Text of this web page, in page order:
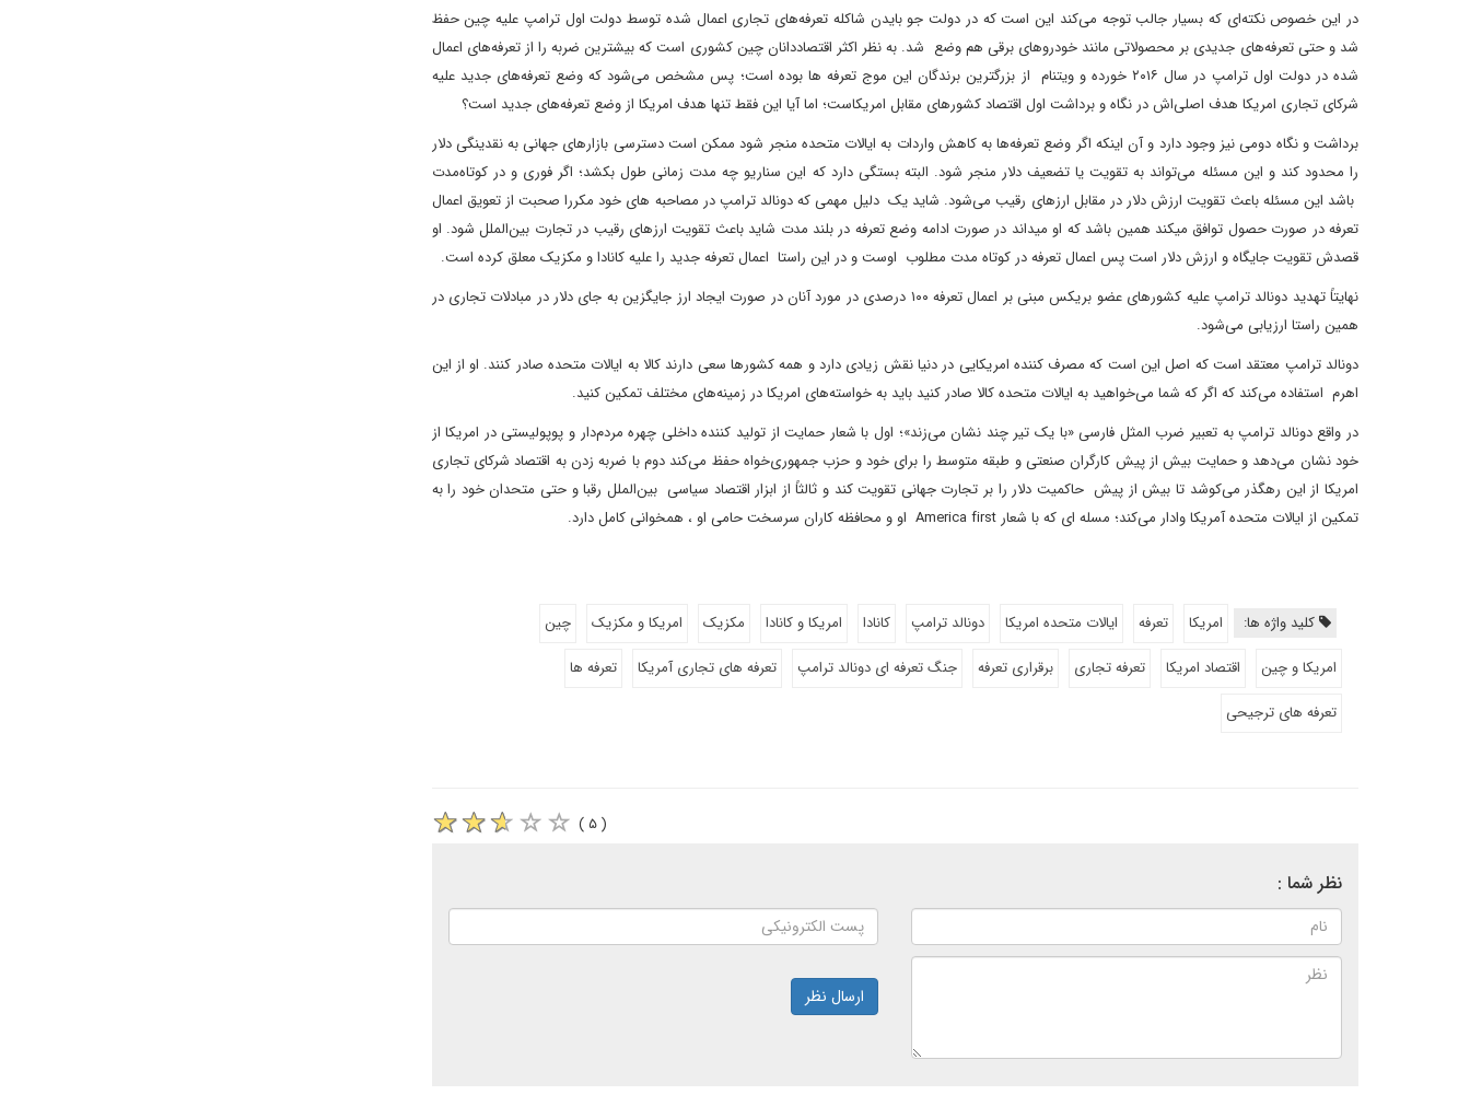
در این خصوص نکته‌ای که بسیار جالب توجه می‌کند این است که در دولت جو بایدن شاکله تعرفه‌های تجاری اعمال شده توسط دولت اول ترامپ علیه چین حفظ
شد و حتی تعرفه‌های جدیدی بر محصولاتی مانند خودروهای برقی هم وضع شد. به نظر اکثر اقتصاددانان چین کشوری است که بیشترین ضربه را از تعرفه‌های اعمال
شده در دولت اول ترامپ در سال ۲۰۱۶ خورده و ویتنام از بزرگترین برندگان این موج تعرفه ها بوده است؛ پس مشخص می‌شود که وضع تعرفه‌های جدید علیه
شرکای تجاری امریکا هدف اصلی‌اش در نگاه و برداشت اول اقتصاد کشورهای مقابل امریکاست؛ اما آیا این فقط تنها هدف امریکا از وضع تعرفه‌های جدید است؟
برداشت و نگاه دومی نیز وجود دارد و آن اینکه اگر وضع تعرفه‌ها به کاهش واردات به ایالات متحده منجر شود ممکن است دسترسی بازارهای جهانی به نقدینگی دلار
را محدود کند و این مسئله می‌تواند به تقویت یا تضعیف دلار منجر شود. البته بستگی دارد که این سناریو چه مدت زمانی طول بکشد؛ اگر فوری و در کوتاه‌مدت
باشد این مسئله باعث تقویت ارزش دلار در مقابل ارزهای رقیب می‌شود. شاید یک دلیل مهمی که دونالد ترامپ در مصاحبه های خود مکررا صحبت از تعویق اعمال
تعرفه در صورت حصول توافق می‎کند همین باشد که او می‎داند در صورت ادامه وضع تعرفه در بلند مدت شاید باعث تقویت ارزهای رقیب در تجارت بین‌الملل شود. او
قصدش تقویت جایگاه و ارزش دلار است پس اعمال تعرفه در کوتاه مدت مطلوب اوست و در این راستا اعمال تعرفه جدید را علیه کانادا و مکزیک معلق کرده است.
نهایتاً تهدید دونالد ترامپ علیه کشورهای عضو بریکس مبنی بر اعمال تعرفه ۱۰۰ درصدی در مورد آنان در صورت ایجاد ارز جایگزین به جای دلار در مبادلات تجاری در
همین راستا ارزیابی می‌شود.
دونالد ترامپ معتقد است که اصل این است که مصرف کننده امریکایی در دنیا نقش زیادی دارد و همه کشورها سعی دارند کالا به ایالات متحده صادر کنند. او از این
اهرم استفاده می‌کند که اگر که شما می‌خواهید به ایالات متحده کالا صادر کنید باید به خواسته‌های امریکا در زمینه‌های مختلف تمکین کنید.
در واقع دونالد ترامپ به تعبیر ضرب المثل فارسی «با یک تیر چند نشان می‌زند»؛ اول با شعار حمایت از تولید کننده داخلی چهره مردم‌دار و پوپولیستی در امریکا از
خود نشان می‌دهد و حمایت بیش از پیش کارگران صنعتی و طبقه متوسط را برای خود و حزب جمهوری‌خواه حفظ می‌کند دوم با ضربه زدن به اقتصاد شرکای تجاری
امریکا از این رهگذر می‌کوشد تا بیش از پیش حاکمیت دلار را بر تجارت جهانی تقویت کند و ثالثاً از ابزار اقتصاد سیاسی بین‌الملل رقبا و حتی متحدان خود را به
تمکین از ایالات متحده آمریکا وادار می‌کند؛ مسله ای که با شعار America first او و محافظه کاران سرسخت حامی او ، همخوانی کامل دارد.
کلید واژه ها: امریکا تعرفه ایالات متحده امریکا دونالد ترامپ کانادا امریکا و کانادا مکزیک امریکا و مکزیک
چین
امریکا و چین
اقتصاد امریکا تعرفه تجاری برقراری تعرفه جنگ تعرفه ای دونالد ترامپ تعرفه های تجاری آمریکا
تعرفه ها
تعرفه های ترجیحی
( ۵ )
نظر شما :
ارسال نظر